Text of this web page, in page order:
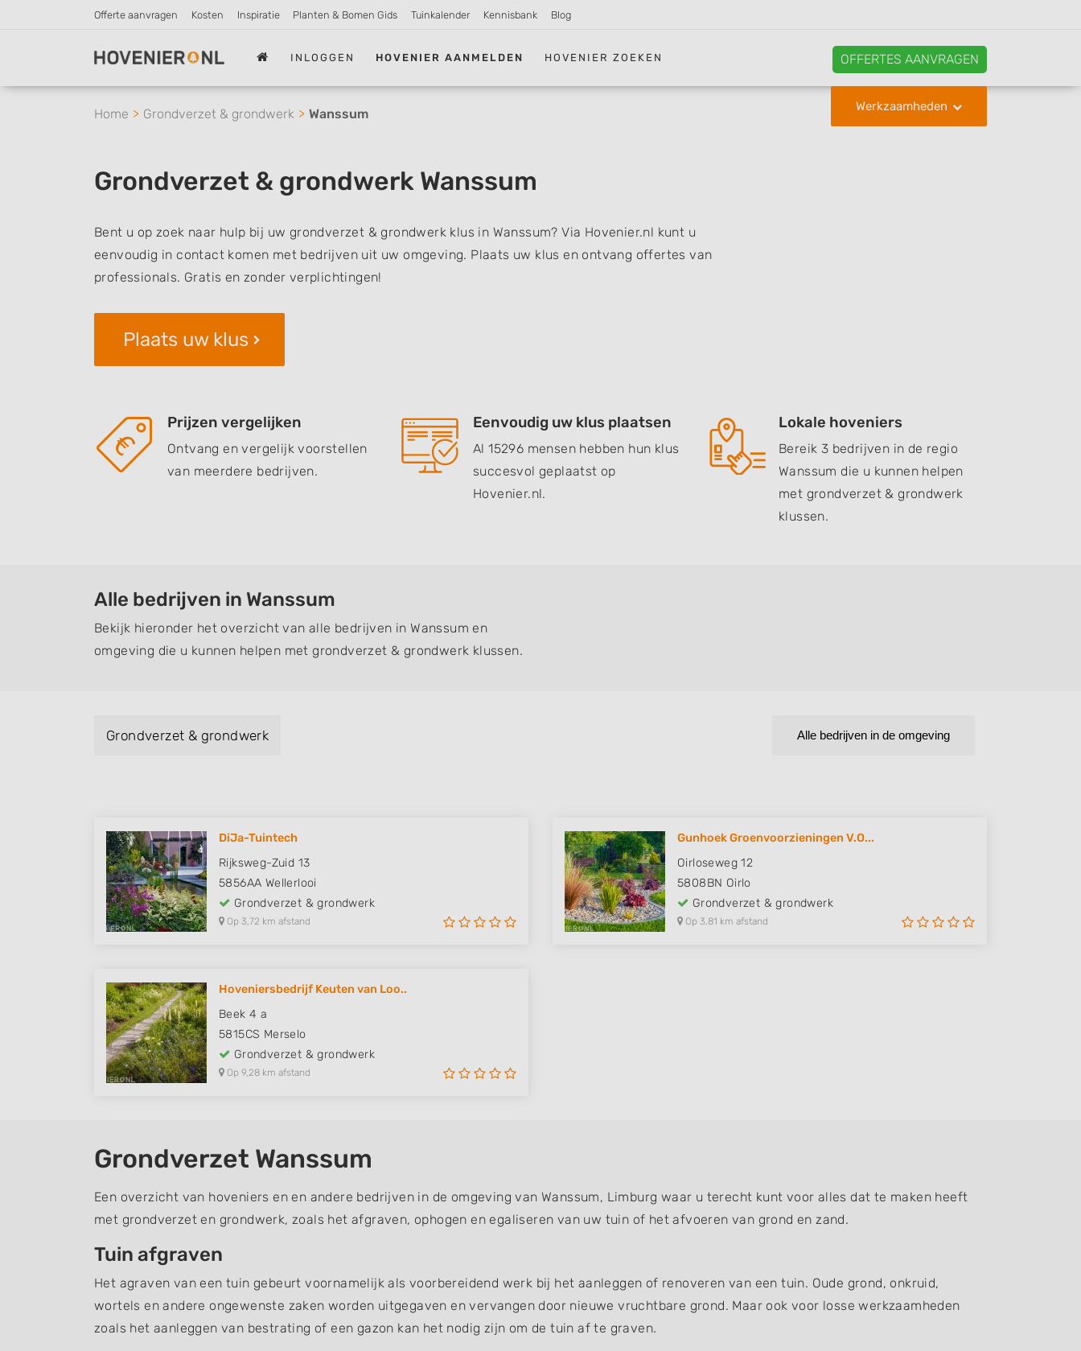
Offerte aanvragen Kosten Inspiratie Planten & Bomen Gids Tuinkalender Kennisbank Blog
INLOGGEN HOVENIER AANMELDEN HOVENIER ZOEKEN OFFERTES AANVRAGEN
Werkzaamheden
Home Grondverzet & grondwerk Wanssum
Grondverzet & grondwerk Wanssum
Bent u op zoek naar hulp bij uw grondverzet & grondwerk klus in Wanssum? Via Hovenier.nl kunt u
eenvoudig in contact komen met bedrijven uit uw omgeving. Plaats uw klus en ontvang offertes van
professionals. Gratis en zonder verplichtingen!
Plaats uw klus
Prijzen vergelijken
Ontvang en vergelijk voorstellen
van meerdere bedrijven.
Eenvoudig uw klus plaatsen
Al 15296 mensen hebben hun klus
succesvol geplaatst op
Hovenier.nl.
Lokale hoveniers
Bereik 3 bedrijven in de regio
Wanssum die u kunnen helpen
met grondverzet & grondwerk
klussen.
Alle bedrijven in Wanssum
Bekijk hieronder het overzicht van alle bedrijven in Wanssum en
omgeving die u kunnen helpen met grondverzet & grondwerk klussen.
Grondverzet & grondwerk Alle bedrijven in de omgeving
DiJa-Tuintech
Rijksweg-Zuid 13
5856AA Wellerlooi
Grondverzet & grondwerk
Op 3,72 km afstand
Gunhoek Groenvoorzieningen V.O...
Oirloseweg 12
5808BN Oirlo
Grondverzet & grondwerk
Op 3,81 km afstand
Hoveniersbedrijf Keuten van Loo..
Beek 4 a
5815CS Merselo
Grondverzet & grondwerk
Op 9,28 km afstand
Grondverzet Wanssum
Een overzicht van hoveniers en en andere bedrijven in de omgeving van Wanssum, Limburg waar u terecht kunt voor alles dat te maken heeft
met grondverzet en grondwerk, zoals het afgraven, ophogen en egaliseren van uw tuin of het afvoeren van grond en zand.
Tuin afgraven
Het agraven van een tuin gebeurt voornamelijk als voorbereidend werk bij het aanleggen of renoveren van een tuin. Oude grond, onkruid,
wortels en andere ongewenste zaken worden uitgegaven en vervangen door nieuwe vruchtbare grond. Maar ook voor losse werkzaamheden
zoals het aanleggen van bestrating of een gazon kan het nodig zijn om de tuin af te graven.